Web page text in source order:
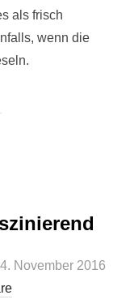
als frisch
wenn die
November 2016